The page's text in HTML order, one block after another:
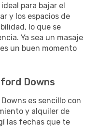
para bajar el
y los espacios de
lo que se
Ya sea un masaje
un buen momento
Downs
es sencillo con
y alquiler de
las fechas que te